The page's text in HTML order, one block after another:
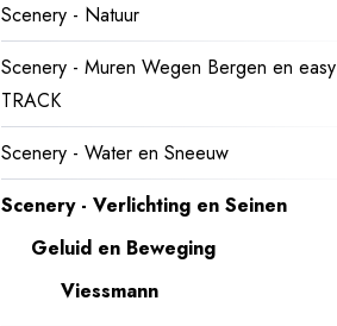
Scenery - Natuur
Scenery - Muren Wegen Bergen en easy
TRACK
Scenery - Water en Sneeuw
Scenery - Verlichting en Seinen
Geluid en Beweging
Viessmann